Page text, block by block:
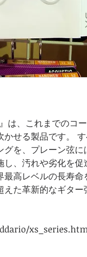
は、これまでのコ
せる製品です。
を、プレーン弦に
し、汚れや劣化を促
最高レベルの長寿
えた革新的なギター